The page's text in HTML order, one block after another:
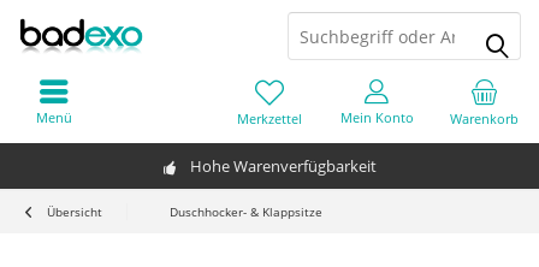
Hohe Warenverfügbarkeit
Warenkorb
Merkzettel Mein Konto
Menü
Übersicht Duschhocker- & Klappsitze